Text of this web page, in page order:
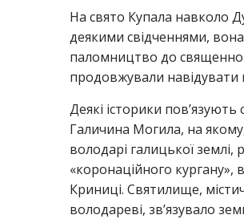
На свято Купала навколо
деякими свідченнями,
паломництво до
продовжували навідувати
Деякі історики
Галичина Могила, на
володарі галицької
«коронаційного кургану»,
Криниці. Святилище,
володареві, зв’язувало